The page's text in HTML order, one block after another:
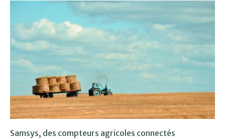
Samsys, des compteurs agricoles connectés